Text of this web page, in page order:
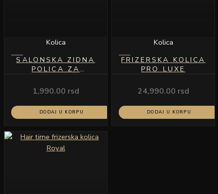
Kolica
SALONSKA ZIDNA
POLICA ZA
1,990.00 rsd
DODAJ U KORPU
Kolica
FRIZERSKA KOLICA
PRO LUXE
24,990.00 rsd
DODAJ U KORPU